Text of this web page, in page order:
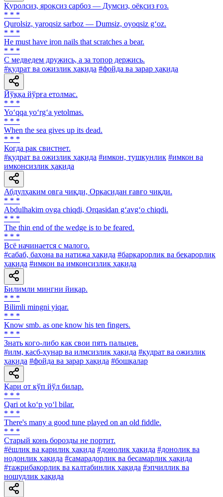
Қуролсиз, яроқсиз сарбоз — Думсиз, оёқсиз ғоз.
* * *
Qurolsiz, yaroqsiz sarboz — Dumsiz, oyoqsiz g‘oz.
* * *
Не must have iron nails that scratches a bear.
* * *
С медведем дружись, а за топор держись.
#қудрат ва ожизлик ҳақида #фойда ва зарар ҳақида
Йўққа йўрға етолмас.
* * *
Yo‘qqa yo‘rg‘a yetolmas.
* * *
When the sea gives up its dead.
* * *
Когда рак свистнет.
#қудрат ва ожизлик ҳақида #имкон, тушкунлик #имкон ва
имконсизлик ҳақида
Абдулҳаким овга чиқди, Орқасидан ғавғо чиқди.
* * *
Abdulhakim ovga chiqdi, Orqasidan g‘avg‘o chiqdi.
* * *
The thin end of the wedge is to be feared.
* * *
Всё начинается с малого.
#сабаб, баҳона ва натижа ҳақида #барқарорлик ва беқарорлик
ҳақида #имкон ва имконсизлик ҳақида
Билимли мингни йиқар.
* * *
Bilimli mingni yiqar.
* * *
Know smb. as one know his ten fingers.
* * *
Знать кого-либо как свои пять пальцев.
#илм, касб-ҳунар ва илмсизлик ҳақида #қудрат ва ожизлик
ҳақида #фойда ва зарар ҳақида #бошқалар
Қари от кўп йўл билар.
* * *
Qari ot ko‘p yo‘l bilar.
* * *
There's many a good tune played on an old fiddle.
* * *
Старый конь борозды не портит.
#ёшлик ва қарилик ҳақида #донолик ҳақида #донолик ва
нодонлик ҳақида #самарадорлик ва бесамарлик ҳақида
#тажрибакорлик ва калтабинлик ҳақида #эпчиллик ва
ношудлик ҳақида